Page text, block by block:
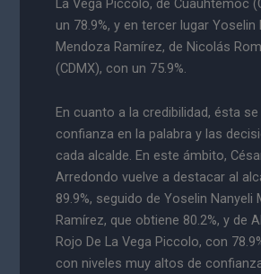
La Vega Piccolo, de Cuauhtémoc
un 78.9%, y en tercer lugar Yoselin
Mendoza Ramírez, de Nicolás
(CDMX), con un 75.9%.
En cuanto a la credibilidad, ésta
confianza en la palabra y las
cada alcalde. En este ámbito,
Arredondo vuelve a destacar al
89.9%, seguido de Yoselin Nanyeli
Ramírez, que obtiene 80.2%, y de
Rojo De La Vega Piccolo, con
con niveles muy altos de